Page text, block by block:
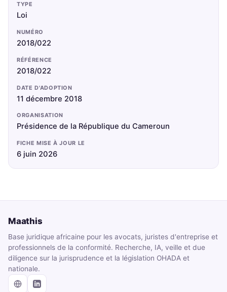
TYPE
Loi
NUMÉRO
2018/022
RÉFÉRENCE
2018/022
DATE D'ADOPTION
11 décembre 2018
ORGANISATION
Présidence de la République du Cameroun
FICHE MISE À JOUR LE
6 juin 2026
Maathis
Base juridique africaine pour les avocats, juristes d'entreprise et
professionnels de la conformité. Recherche, IA, veille et due
diligence sur la jurisprudence et la législation OHADA et
nationale.